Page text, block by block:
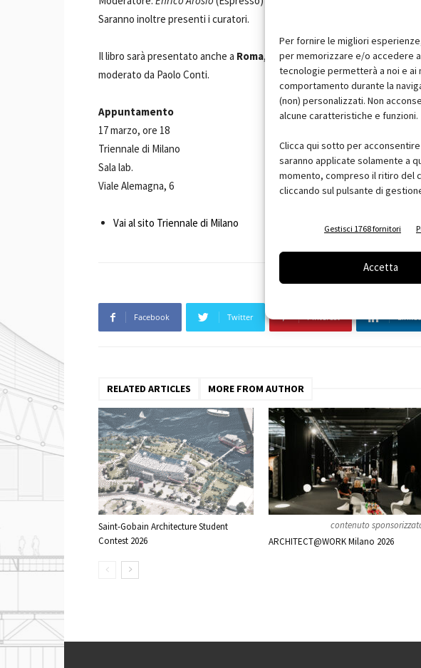
Per fornire le migliori
per memorizzare e/o accedere
tecnologie permetterà a noi e
comportamento durante la
(non) personalizzati. Non
alcune caratteristiche e funzioni.
Clicca qui sotto per
saranno applicate solamente a
momento, compreso il ritiro del
cliccando sul pulsante di
Gestisci 1768 fornitori
Accetta
Saranno inoltre presenti i curatori.
Il libro sarà presentato anche a Roma, allaCasa dell'Architettura, con
moderato da Paolo Conti.
Appuntamento
17 marzo, ore 18
Triennale di Milano
Sala lab.
Viale Alemagna, 6
Vai al sito Triennale di Milano
Facebook Twitter Pinterest
RELATED ARTICLES MORE FROM AUTHOR
Saint-Gobain Architecture Student
Contest 2026
contenuto
ARCHITECT@WORK Milano 2026